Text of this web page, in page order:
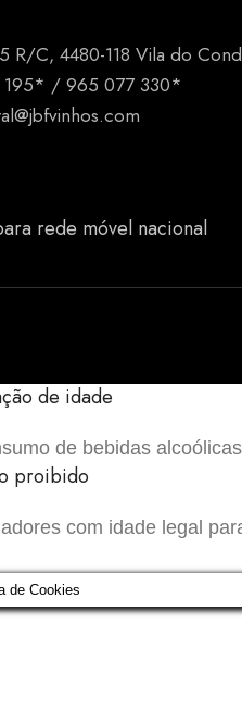
R/C, 4480-118 Vila do
195* / 965 077 330*
rede móvel nacional
de idade
de bebidas
proibido
com idade legal
de Cookies